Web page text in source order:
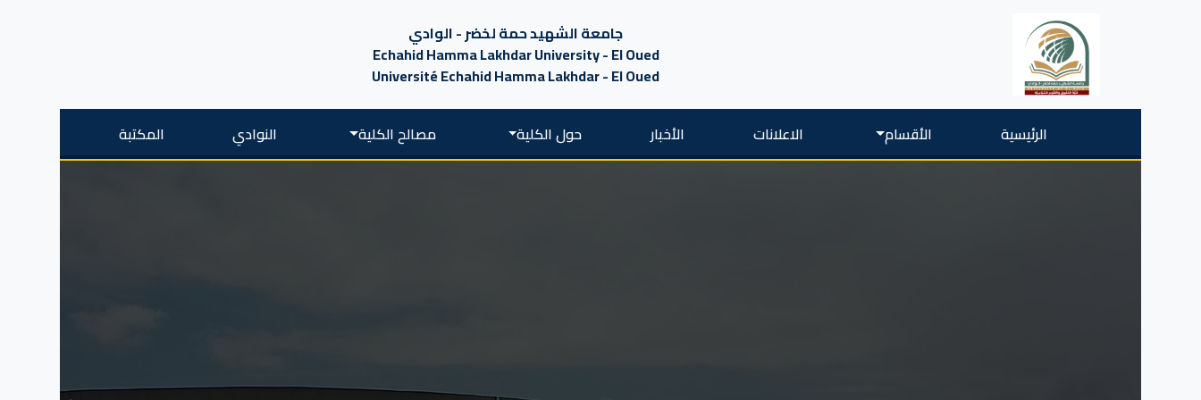
جامعة الشهيد حمة لخضر - الوادي
Echahid Hamma Lakhdar University - El Oued
Université Echahid Hamma Lakhdar - El Oued
الرئيسية الأقسام الاعلانات الأخبار حول الكلية مصالح الكلية النوادي المكتبة